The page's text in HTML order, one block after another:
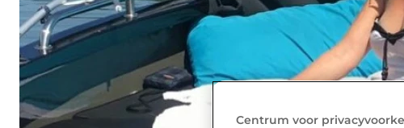
Centrum voor